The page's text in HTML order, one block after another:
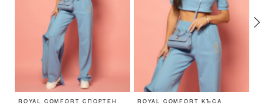
ROYAL COMFORT СПОРТЕН
ROYAL COMFORT КЪСА